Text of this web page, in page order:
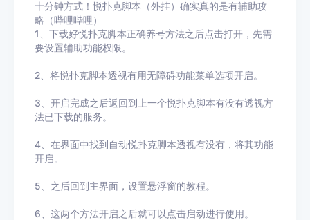
十分钟方式！悦扑克脚本（外挂）确实真的是有辅助攻
略（哔哩哔哩）
1、下载好悦扑克脚本正确养号方法之后点击打开，先需
要设置辅助功能权限。
2、将悦扑克脚本透视有用无障碍功能菜单选项开启。
3、开启完成之后返回到上一个悦扑克脚本有没有透视方
法已下载的服务。
4、在界面中找到自动悦扑克脚本透视有没有，将其功能
开启。
5、之后回到主界面，设置悬浮窗的教程。
6、这两个方法开启之后就可以点击启动进行使用。